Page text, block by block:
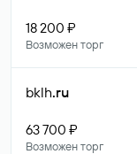
18 200 ₽
Возможен торг
bklh.ru
63 700 ₽
Возможен торг